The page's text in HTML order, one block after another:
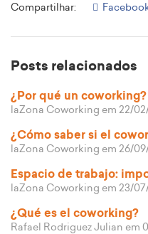
Compartilhar:
Posts relacionados
¿Por qué un coworking?
laZona Coworking em 22/
¿Cómo saber si el
laZona Coworking em 26/
Espacio de trabajo:
laZona Coworking em 23/
¿Qué es el coworking?
Rafael Rodriguez Julian em